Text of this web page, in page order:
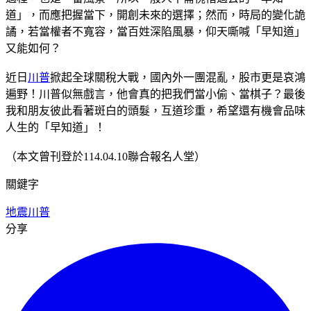
道」，而應把握當下，開創未來的選擇；然而，時局的變化詭
譎，若當權者不寬容，當百姓深陷風暴，仰天嘶喊「早知道」
又能如何？
近日 川普掀起全球關稅大戰，國內外一團混亂，股市更是哀鴻
遍野！川普似無戲言，他會真的把我們當小偷、當棋子？最後
我和朋友彼此看著斑白的頭髮，互道珍重，希望還有機會品味
人生的「早知道」！
（本文曾刊登於114.04.10聯合報名人堂）
關鍵字
地震川普
分享